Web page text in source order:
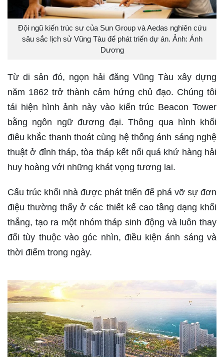
Đội ngũ kiến trúc sư của Sun Group và Aedas nghiên cứu
sâu sắc lịch sử Vũng Tàu để phát triển dự án. Ảnh: Ánh
Dương
Từ di sản đó, ngọn hải đăng Vũng Tàu xây dựng
năm 1862 trở thành cảm hứng chủ đạo. Chúng tôi
tái hiện hình ảnh này vào kiến trúc Beacon Tower
bằng ngôn ngữ đương đại. Thông qua hình khối
điêu khắc thanh thoát cùng hệ thống ánh sáng nghệ
thuật ở đỉnh tháp, tòa tháp kết nối quá khứ hàng hải
huy hoàng với những khát vọng tương lai.
Cấu trúc khối nhà được phát triển để phá vỡ sự đơn
điệu thường thấy ở các thiết kế cao tầng dạng khối
thẳng, tạo ra một nhóm tháp sinh động và luôn thay
đổi tùy thuộc vào góc nhìn, điều kiện ánh sáng và
thời điểm trong ngày.